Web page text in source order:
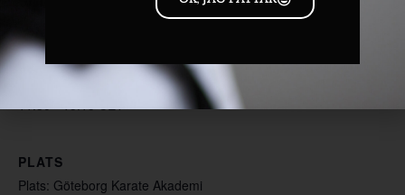
Datum:
14 mars
11:30 - 15:15CET
ARRANGÖR
PLATS
Plats: Göteborg Karate Akademi